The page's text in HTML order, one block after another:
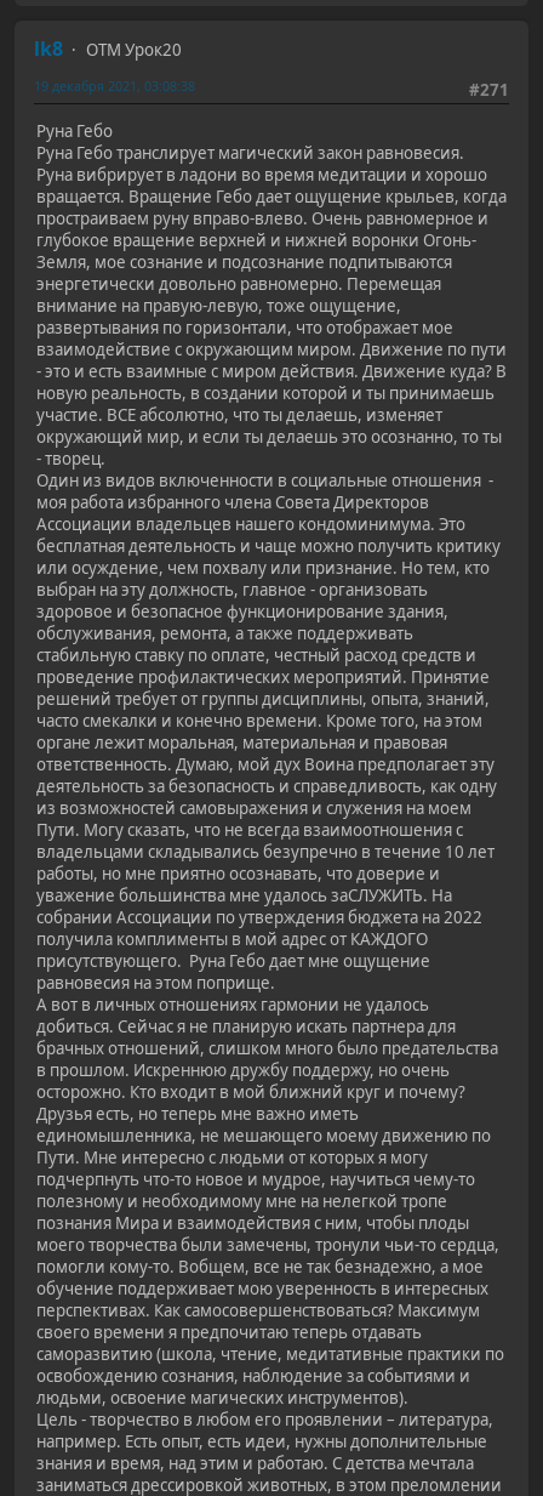
lk8
ОТМ Урок20
#271
19 декабря 2021, 03:08:38
Руна Гебо
Руна Гебо транслирует магический закон равновесия.
Руна вибрирует в ладони во время медитации и хорошо
вращается. Вращение Гебо дает ощущение крыльев, когда
простраиваем руну вправо-влево. Очень равномерное и
глубокое вращение верхней и нижней воронки Огонь-
Земля, мое сознание и подсознание подпитываются
энергетически довольно равномерно. Перемещая
внимание на правую-левую, тоже ощущение,
развертывания по горизонтали, что отображает мое
взаимодействие с окружающим миром. Движение по пути
- это и есть взаимные с миром действия. Движение куда? В
новую реальность, в создании которой и ты принимаешь
участие. ВСЕ абсолютно, что ты делаешь, изменяет
окружающий мир, и если ты делаешь это осознанно, то ты
- творец.
Один из видов включенности в социальные отношения -
моя работа избранного члена Совета Директоров
Ассоциации владельцев нашего кондоминимума. Это
бесплатная деятельность и чаще можно получить критику
или осуждение, чем похвалу или признание. Но тем, кто
выбран на эту должность, главное - организовать
здоровое и безопасное функционирование здания,
обслуживания, ремонта, а также поддерживать
стабильную ставку по оплате, честный расход средств и
проведение профилактических мероприятий. Принятие
решений требует от группы дисциплины, опыта, знаний,
часто смекалки и конечно времени. Кроме того, на этом
органе лежит моральная, материальная и правовая
ответственность. Думаю, мой дух Воина предполагает эту
деятельность за безопасность и справедливость, как одну
из возможностей самовыражения и служения на моем
Пути. Могу сказать, что не всегда взаимоотношения с
владельцами складывались безупречно в течение 10 лет
работы, но мне приятно осознавать, что доверие и
уважение большинства мне удалось заСЛУЖИТЬ. На
собрании Ассоциации по утверждения бюджета на 2022
получила комплименты в мой адрес от КАЖДОГО
присутствующего. Руна Гебо дает мне ощущение
равновесия на этом поприще.
А вот в личных отношениях гармонии не удалось
добиться. Сейчас я не планирую искать партнера для
брачных отношений, слишком много было предательства
в прошлом. Искреннюю дружбу поддержу, но очень
осторожно. Кто входит в мой ближний круг и почему?
Друзья есть, но теперь мне важно иметь
единомышленника, не мешающего моему движению по
Пути. Мне интересно с людьми от которых я могу
подчерпнуть что-то новое и мудрое, научиться чему-то
полезному и необходимому мне на нелегкой тропе
познания Мира и взаимодействия с ним, чтобы плоды
моего творчества были замечены, тронули чьи-то сердца,
помогли кому-то. Вобщем, все не так безнадежно, а мое
обучение поддерживает мою уверенность в интересных
перспективах. Как самосовершенствоваться? Максимум
своего времени я предпочитаю теперь отдавать
саморазвитию (школа, чтение, медитативные практики по
освобождению сознания, наблюдение за событиями и
людьми, освоение магических инструментов).
Цель - творчество в любом его проявлении – литература,
например. Есть опыт, есть идеи, нужны дополнительные
знания и время, над этим и работаю. С детства мечтала
заниматься дрессировкой животных, в этом преломлении